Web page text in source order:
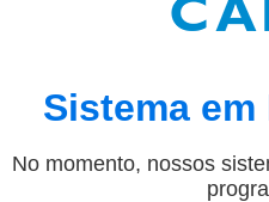
Sistema
No momento, nossos